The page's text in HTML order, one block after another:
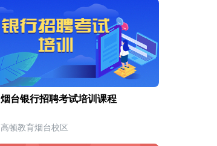
烟台银行招聘考试培训课程
高顿教育烟台校区